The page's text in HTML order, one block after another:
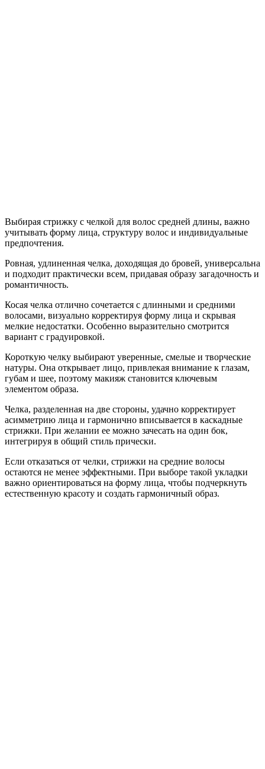
Выбирая стрижку с челкой для волос средней длины, важно
учитывать форму лица, структуру волос и индивидуальные
предпочтения.
Ровная, удлиненная челка, доходящая до бровей, универсальна
и подходит практически всем, придавая образу загадочность и
романтичность.
Косая челка отлично сочетается с длинными и средними
волосами, визуально корректируя форму лица и скрывая
мелкие недостатки. Особенно выразительно смотрится
вариант с градуировкой.
Короткую челку выбирают уверенные, смелые и творческие
натуры. Она открывает лицо, привлекая внимание к глазам,
губам и шее, поэтому макияж становится ключевым
элементом образа.
Челка, разделенная на две стороны, удачно корректирует
асимметрию лица и гармонично вписывается в каскадные
стрижки. При желании ее можно зачесать на один бок,
интегрируя в общий стиль прически.
Если отказаться от челки, стрижки на средние волосы
остаются не менее эффектными. При выборе такой укладки
важно ориентироваться на форму лица, чтобы подчеркнуть
естественную красоту и создать гармоничный образ.